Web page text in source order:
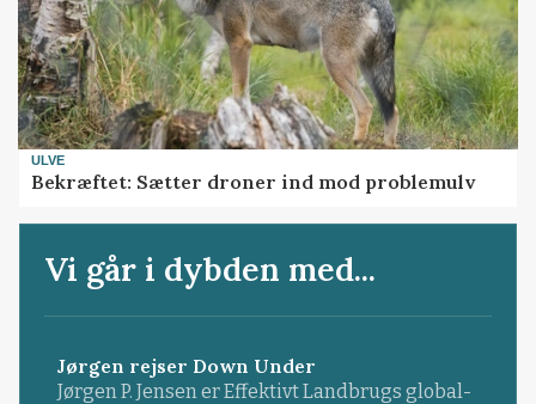
ULVE
Bekræftet: Sætter droner ind mod problemulv
Vi går i dybden med...
Jørgen rejser Down Under
Jørgen P. Jensen er Effektivt Landbrugs global-